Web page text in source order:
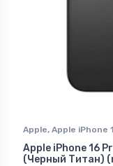
Apple, Apple iPhone
Max Black Titanium
iPhone в
Apple iPhone 16
(Черный Титан)